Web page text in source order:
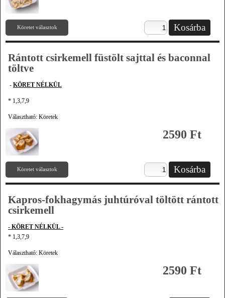
Köretet választok
Rántott csirkemell füstölt sajttal és baconnal
töltve
- KÖRET NÉLKÜL
* 1,3,7,9
Választható: Köretek
Köretet választok
2590 Ft
Kapros-fokhagymás juhtúróval töltött rántott
csirkemell
- KÖRET NÉLKÜL -
* 1,3,7,9
Választható: Köretek
2590 Ft